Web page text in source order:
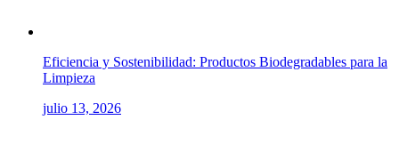
Eficiencia y Sostenibilidad: Productos Biodegradables para la
Limpieza
julio 13, 2026